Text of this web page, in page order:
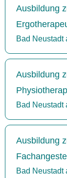
Ausbildung
Bad Neustadt
Ausbildung
Bad Neustadt
Ausbildung
Bad Neustadt